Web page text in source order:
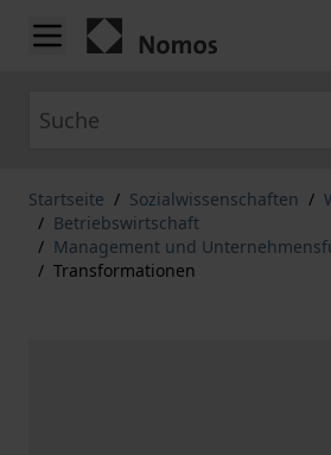
Zum Inhalt springen
Startseite / Sozialwissenschaften /
/ Betriebswirtschaft
/ Management und
/ Transformationen